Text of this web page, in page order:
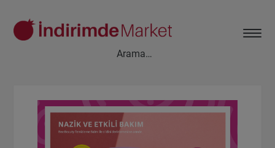
Ayakkabı Baharat
Çay & Kahve & Şeker